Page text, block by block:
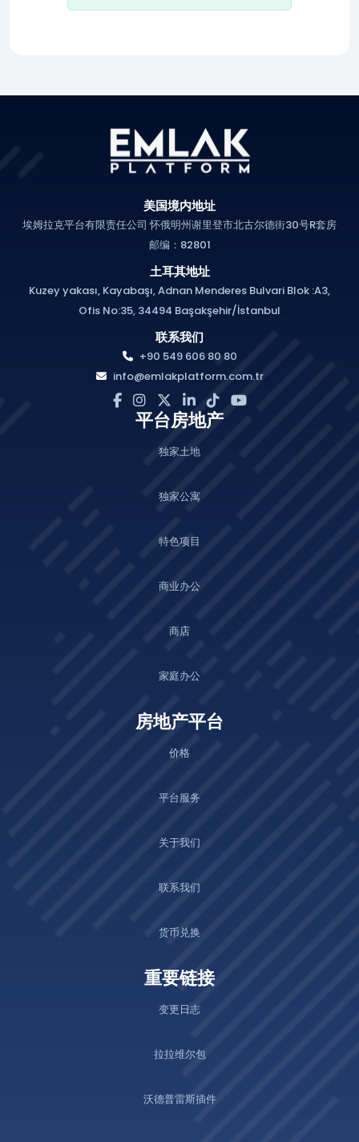
美国境内地址
埃姆拉克平台有限责任公司 怀俄明州谢里登市北古尔德街30号R套房
邮编：82801
土耳其地址
Kuzey yakası, Kayabaşı, Adnan Menderes Bulvari Blok :A3,
Ofis No:35, 34494 Başakşehir/İstanbul
联系我们
+90 549 606 80 80
info@emlakplatform.com.tr
平台房地产
独家土地
独家公寓
特色项目
商业办公
商店
家庭办公
房地产平台
价格
平台服务
关于我们
联系我们
货币兑换
重要链接
变更日志
拉拉维尔包
沃德普雷斯插件